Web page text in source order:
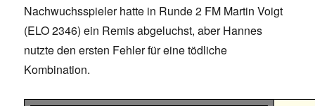
Nachwuchsspieler hatte in Runde 2 FM Martin Voigt
(ELO 2346) ein Remis abgeluchst, aber Hannes
nutzte den ersten Fehler für eine tödliche
Kombination.